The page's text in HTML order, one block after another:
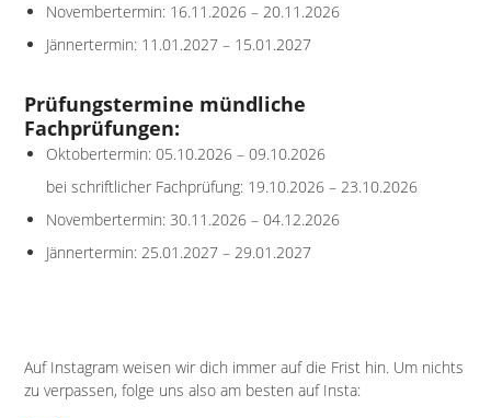
Novembertermin: 16.11.2026 – 20.11.2026
Jännertermin: 11.01.2027 – 15.01.2027
Prüfungstermine mündliche
Fachprüfungen:
Oktobertermin: 05.10.2026 – 09.10.2026
bei schriftlicher Fachprüfung: 19.10.2026 – 23.10.2026
Novembertermin: 30.11.2026 – 04.12.2026
Jännertermin: 25.01.2027 – 29.01.2027
Auf Instagram weisen wir dich immer auf die Frist hin. Um nichts
zu verpassen, folge uns also am besten auf Insta: